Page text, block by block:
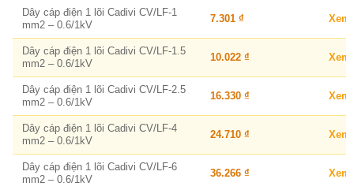
Dây cáp điện 1 lõi Cadivi CV/LF-1
mm2 – 0.6/1kV
7.301 ₫
Dây cáp điện 1 lõi Cadivi CV/LF-1.5
mm2 – 0.6/1kV
10.022 ₫
Dây cáp điện 1 lõi Cadivi CV/LF-2.5
mm2 – 0.6/1kV
16.330 ₫
Dây cáp điện 1 lõi Cadivi CV/LF-4
mm2 – 0.6/1kV
24.710 ₫
Dây cáp điện 1 lõi Cadivi CV/LF-6
mm2 – 0.6/1kV
36.266 ₫